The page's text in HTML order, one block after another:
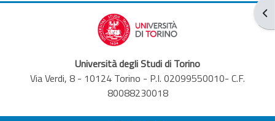
Università degli Studi di Torino
Via Verdi, 8 - 10124 Torino - P.I. 02099550010- C.F.
80088230018